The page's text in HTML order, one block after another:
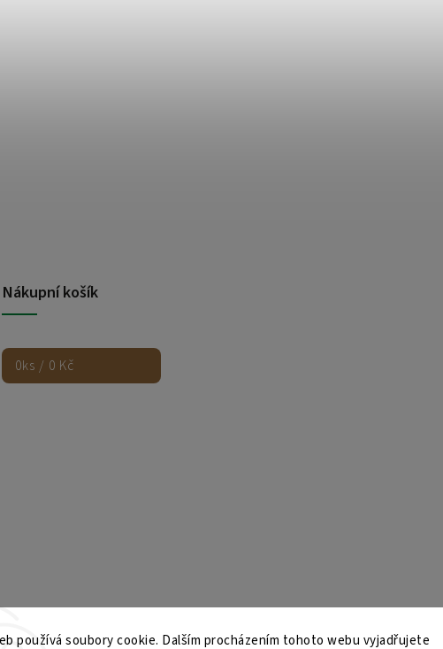
používá soubory cookie. Dalším procházením tohoto webu vyjadřujete
Nákupní košík
0ks / 0 Kč